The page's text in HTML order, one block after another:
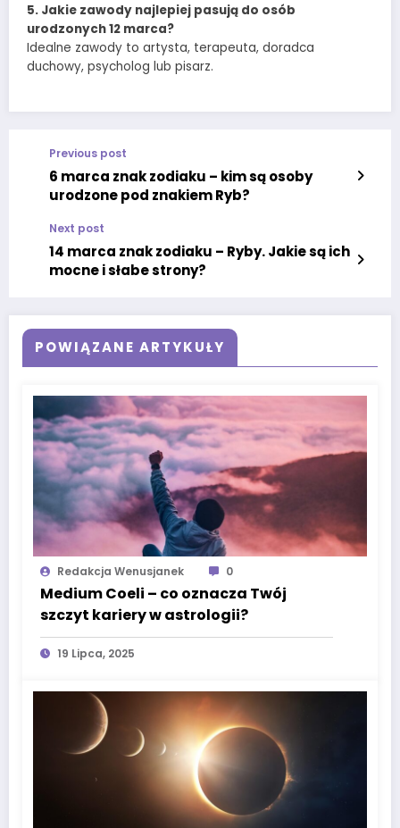
5. Jakie zawody najlepiej pasują do osób
urodzonych 12 marca?
Idealne zawody to artysta, terapeuta, doradca
duchowy, psycholog lub pisarz.
Previous post
6 marca znak zodiaku – kim są osoby
urodzone pod znakiem Ryb?
Next post
14 marca znak zodiaku – Ryby. Jakie są ich
mocne i słabe strony?
POWIĄZANE ARTYKUŁY
Redakcja Wenusjanek 0
Medium Coeli – co oznacza Twój
szczyt kariery w astrologii?
19 Lipca, 2025